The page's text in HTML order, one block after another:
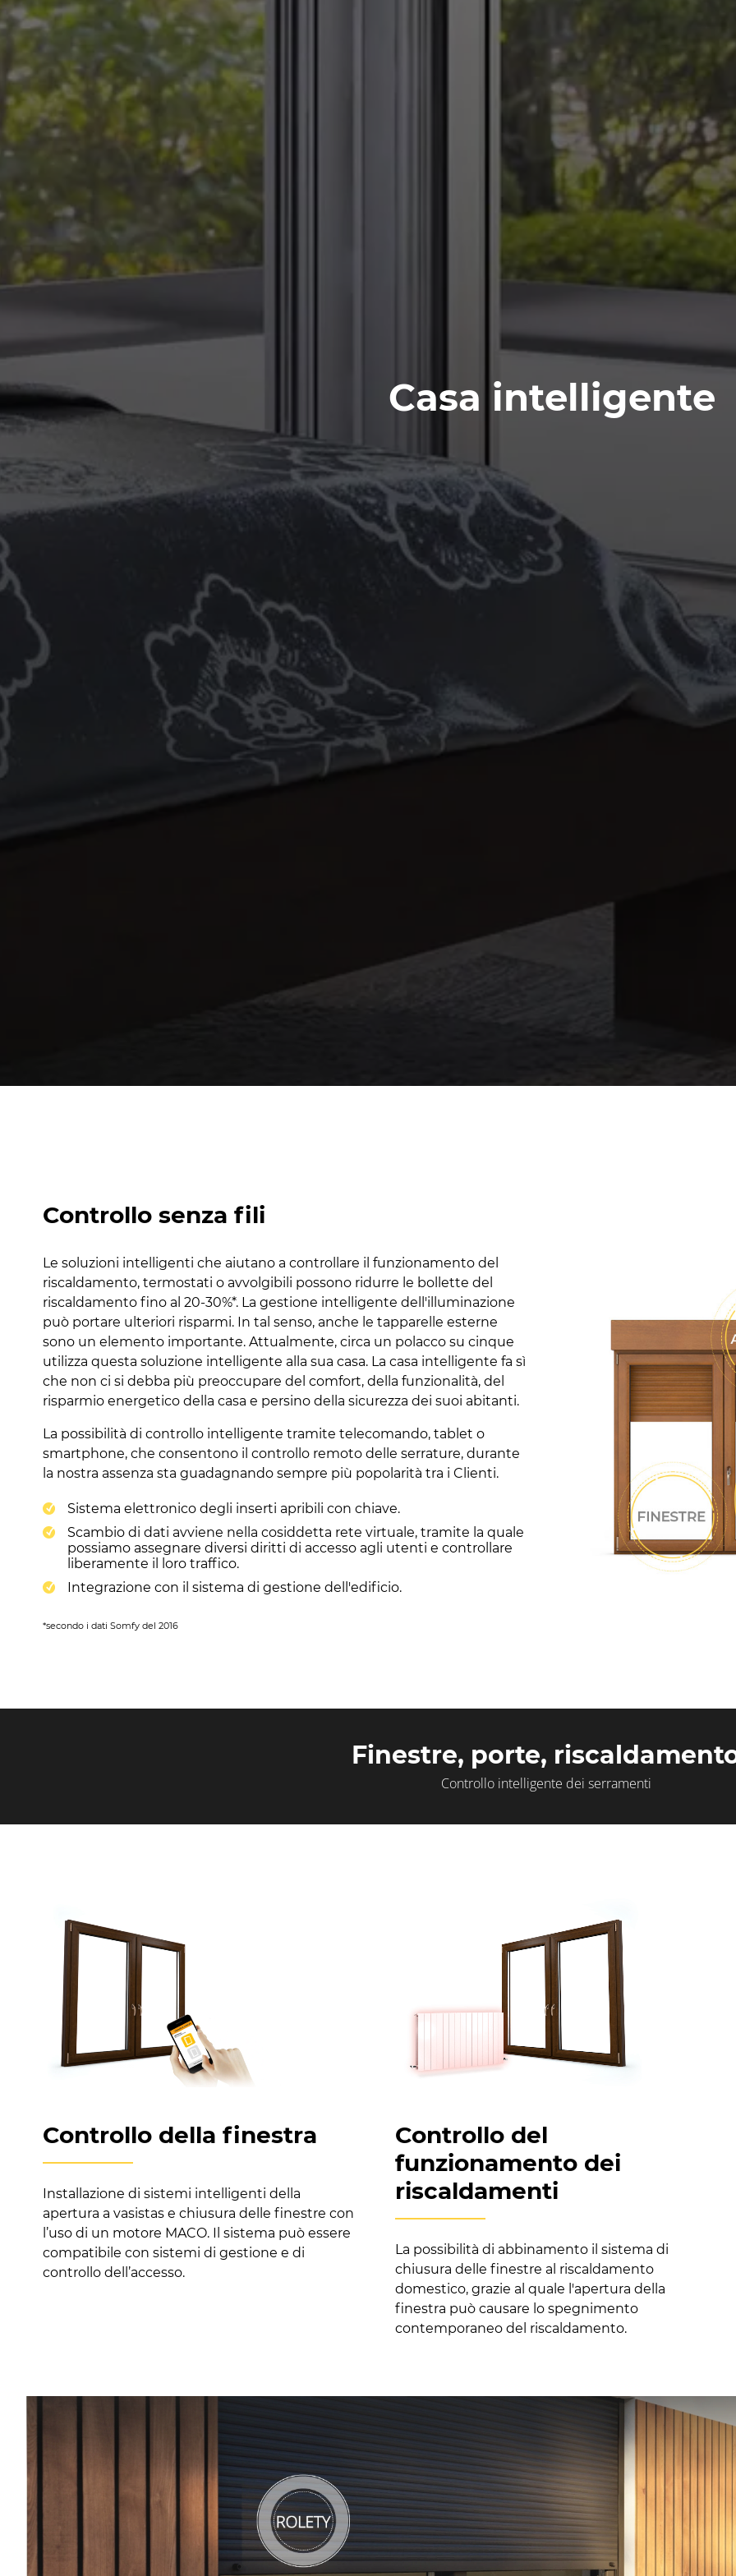
Casa intelligente
Controllo senza fili
Le soluzioni intelligenti che aiutano a controllare il funzionamento del
riscaldamento, termostati o avvolgibili possono ridurre le bollette del
riscaldamento fino al 20-30%*. La gestione intelligente dell'illuminazione
può portare ulteriori risparmi. In tal senso, anche le tapparelle esterne
sono un elemento importante. Attualmente, circa un polacco su cinque
utilizza questa soluzione intelligente alla sua casa. La casa intelligente fa sì
che non ci si debba più preoccupare del comfort, della funzionalità, del
risparmio energetico della casa e persino della sicurezza dei suoi abitanti.
La possibilità di controllo intelligente tramite telecomando, tablet o
smartphone, che consentono il controllo remoto delle serrature, durante
la nostra assenza sta guadagnando sempre più popolarità tra i Clienti.
Sistema elettronico degli inserti apribili con chiave.
Scambio di dati avviene nella cosiddetta rete virtuale, tramite la quale
possiamo assegnare diversi diritti di accesso agli utenti e controllare
liberamente il loro traffico.
Integrazione con il sistema di gestione dell'edificio.
*secondo i dati Somfy del 2016
Finestre, porte,
Controllo intelligente dei serramenti
Controllo della finestra
Installazione di sistemi intelligenti della
apertura a vasistas e chiusura delle finestre con
l’uso di un motore MACO. Il sistema può essere
compatibile con sistemi di gestione e di
controllo dell’accesso.
Controllo del
funzionamento dei
riscaldamenti
La possibilità di abbinamento il sistema di
chiusura delle finestre al riscaldamento
domestico, grazie al quale l'apertura della
finestra può causare lo spegnimento
contemporaneo del riscaldamento.